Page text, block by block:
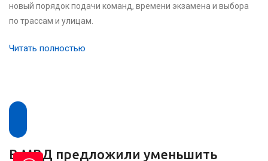
новый порядок подачи команд, времени экзамена и выбора
по трассам и улицам.
Читать полностью
В МВД предложили уменьшить